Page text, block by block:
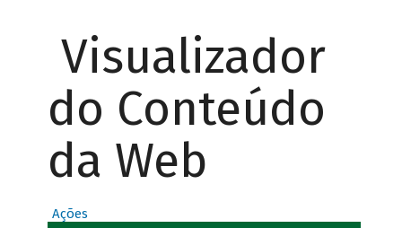
Visualizador
do Conteúdo
da Web
Ações